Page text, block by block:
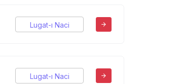
Lugat-ı Naci
Lugat-ı Naci